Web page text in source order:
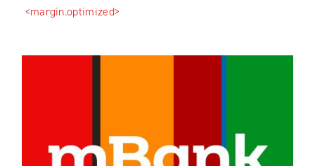
<margin.optimized>